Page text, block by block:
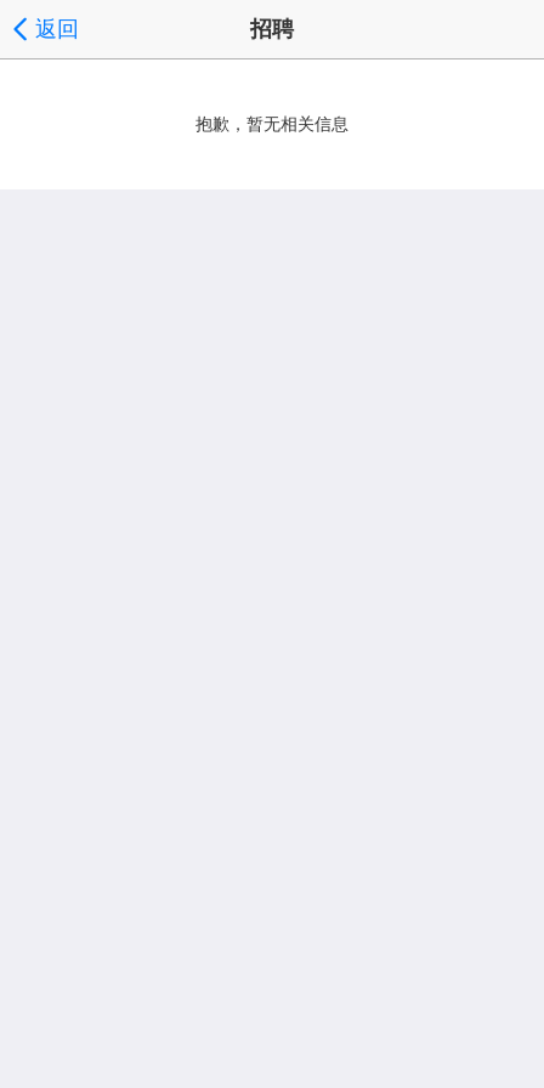
返回 招聘
抱歉，暂无相关信息